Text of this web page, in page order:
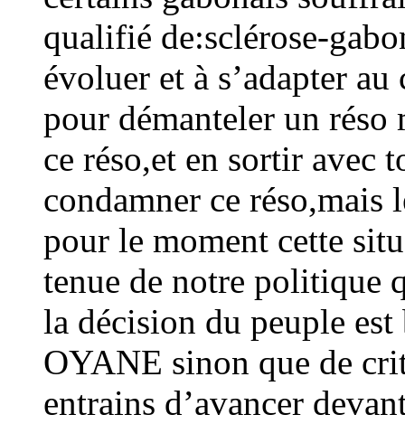
qualifié de:sclérose-
évoluer et à s’adapter
pour démanteler un réso
ce réso,et en sortir avec
condamner ce réso,mais
pour le moment cette
tenue de notre politique
la décision du peuple
OYANE sinon que de
entrains d’avancer